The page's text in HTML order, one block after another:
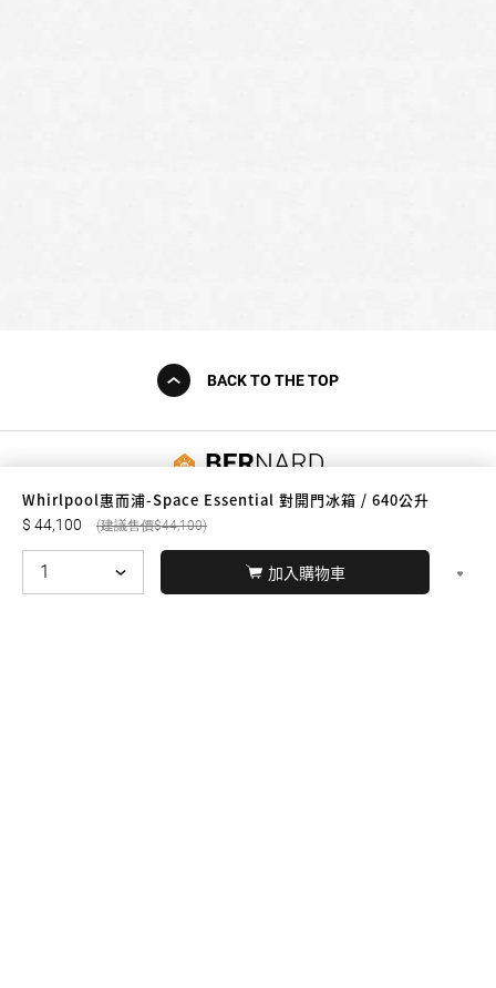
Whirlpool惠而浦-Space Essential 對開門冰箱 / 640公升
44,100 44,100
加入購物車
BACK TO THE TOP
友誠購物
© BERNARD 2021 WEBDESIGN